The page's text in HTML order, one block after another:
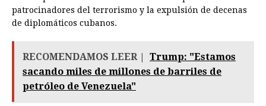
patrocinadores del terrorismo y la expulsión de decenas
de diplomáticos cubanos.
RECOMENDAMOS LEER |
Trump: "Estamos
sacando miles de millones de barriles de
petróleo de Venezuela"